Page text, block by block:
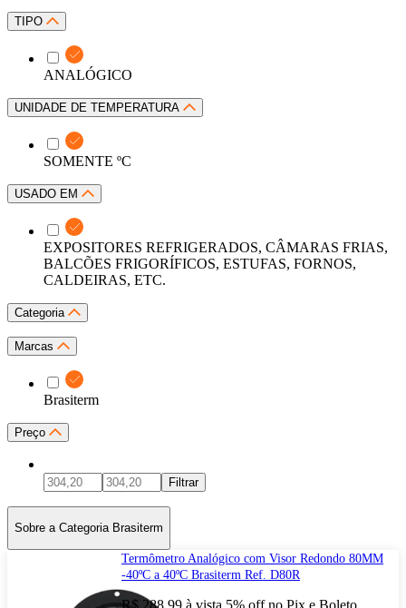
TIPO
ANALÓGICO
UNIDADE DE TEMPERATURA
SOMENTE ºC
USADO EM
EXPOSITORES REFRIGERADOS, CÂMARAS FRIAS,
BALCÕES FRIGORÍFICOS, ESTUFAS, FORNOS,
CALDEIRAS, ETC.
Categoria
Marcas
Brasiterm
Preço
Filtrar
Sobre a Categoria Brasiterm
Termômetro Analógico com Visor Redondo 80MM
-40ºC a 40ºC Brasiterm Ref. D80R
R$ 288,99 à vista 5% off no Pix e Boleto